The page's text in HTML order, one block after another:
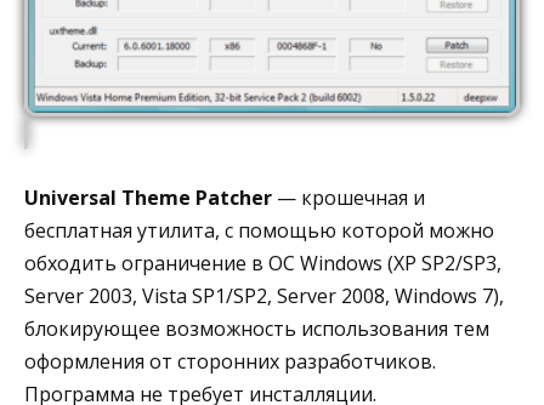
Universal Theme Patcher — крошечная и
бесплатная утилита, с помощью которой можно
обходить ограничение в ОС Windows (XP SP2/SP3,
Server 2003, Vista SP1/SP2, Server 2008, Windows 7),
блокирующее возможность использования тем
оформления от сторонних разработчиков.
Программа не требует инсталляции.